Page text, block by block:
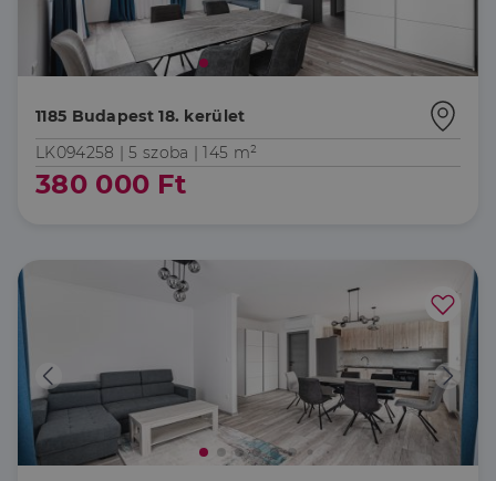
1185 Budapest 18. kerület
LK094258 |5 szoba | 145 m²
380 000 Ft
Célzás Funkcionalitás
Célzás
Az elengedhetetlenül szükséges sütik lehetővé teszik
a webhely alapvető funkcióit, például a felhasználói
bejelentkezést és a fiókkezelést. A weboldal nem
használható megfelelően az elengedhetetlenül
szükséges sütik nélkül.
Név
Szolgáltató/
Domain
Lejárat Leírás
li_gc
LinkedIn
Corporation
hónap
A cookie-k nem
alapvető célokra